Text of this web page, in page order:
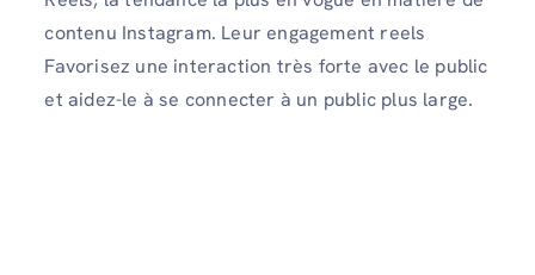
contenu Instagram. Leur engagement reels
Favorisez une interaction très forte avec le public
et aidez-le à se connecter à un public plus large.